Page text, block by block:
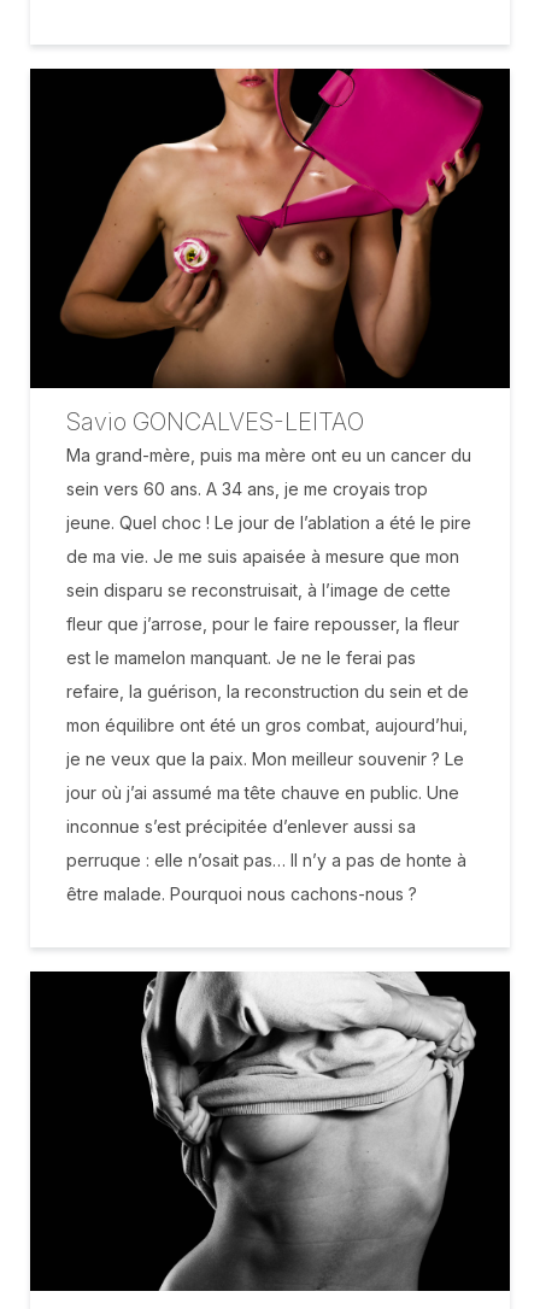
Savio GONCALVES-LEITAO
Ma grand-mère, puis ma mère ont eu un cancer du
sein vers 60 ans. A 34 ans, je me croyais trop
jeune. Quel choc ! Le jour de l’ablation a été le pire
de ma vie. Je me suis apaisée à mesure que mon
sein disparu se reconstruisait, à l’image de cette
fleur que j’arrose, pour le faire repousser, la fleur
est le mamelon manquant. Je ne le ferai pas
refaire, la guérison, la reconstruction du sein et de
mon équilibre ont été un gros combat, aujourd’hui,
je ne veux que la paix. Mon meilleur souvenir ? Le
jour où j’ai assumé ma tête chauve en public. Une
inconnue s’est précipitée d’enlever aussi sa
perruque : elle n’osait pas… Il n’y a pas de honte à
être malade. Pourquoi nous cachons-nous ?